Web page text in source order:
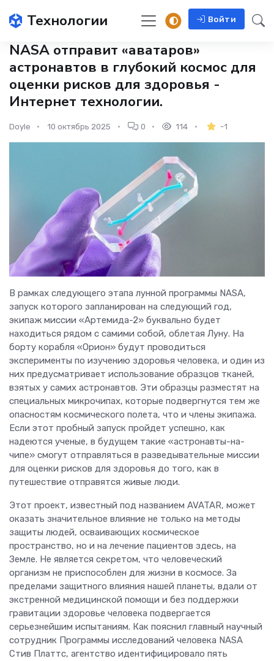
Технологии Войти
NASA отправит «аватаров»
астронавтов в глубокий космос для
оценки рисков для здоровья -
Интернет технологии.
Doyle 10 октябрь 2025 0 114 -1
В рамках следующего этапа лунной программы NASA,
запуск которого запланирован на следующий год,
экипаж миссии «Артемида-2» буквально будет
находиться рядом с самими собой, облетая Луну. На
борту корабля «Орион» будут проводиться
эксперименты по изучению здоровья человека, и один из
них предусматривает использование образцов тканей,
взятых у самих астронавтов. Эти образцы разместят на
специальных микрочипах, которые подвергнутся тем же
опасностям космического полета, что и члены экипажа.
Если этот пробный запуск пройдет успешно, как
надеются ученые, в будущем такие «астронавты-на-
чипе» смогут отправляться в разведывательные миссии
для оценки рисков для здоровья до того, как в
путешествие отправятся живые люди.
Этот проект, известный под названием AVATAR, может
оказать значительное влияние не только на методы
защиты людей, осваивающих космическое
пространство, но и на лечение пациентов здесь, на
Земле. Не является секретом, что человеческий
организм не приспособлен для жизни в космосе. За
пределами защитного влияния нашей планеты, вдали от
экстренной медицинской помощи и без поддержки
гравитации здоровье человека подвергается
серьезнейшим испытаниям. Как пояснил главный научный
сотрудник Программы исследований человека NASA
Стив Платтс, агентство идентифицировало пять